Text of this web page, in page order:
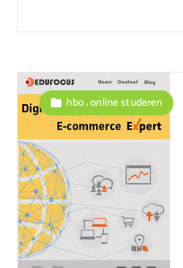
hbo,online studeren